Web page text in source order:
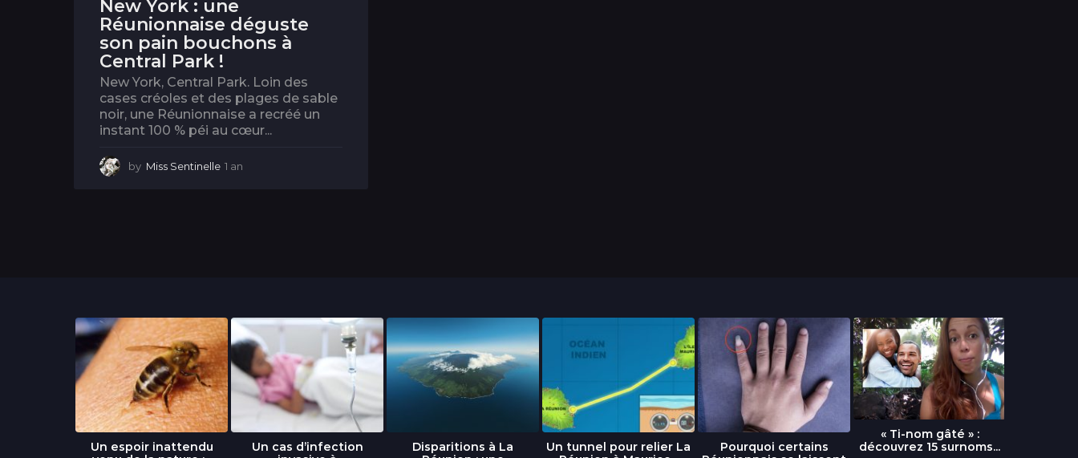
New York : une
Réunionnaise déguste
son pain bouchons à
Central Park !
New York, Central Park. Loin des
cases créoles et des plages de sable
noir, une Réunionnaise a recréé un
instant 100 % péi au cœur...
by Miss Sentinelle 1 an
Un espoir inattendu
Un cas d’infection
Disparitions à La
Un tunnel pour relier La
Pourquoi certains
« Ti-nom gâté » :
découvrez 15 surnoms...